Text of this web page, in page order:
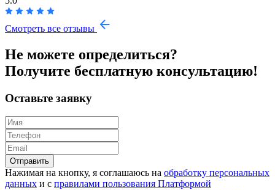
Смотреть все отзывы
Не можете определиться?
Получите бесплатную консультацию!
Оставьте заявку
Отправить
Нажимая на кнопку, я соглашаюсь на обработку персональных
данных и с правилами пользования Платформой